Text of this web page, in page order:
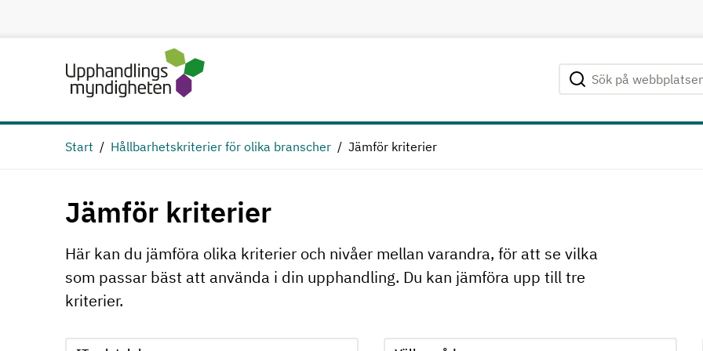
Sök på webbplatsen
Genomför sökning
Start Hållbarhetskriterier för olika branscher Jämför kriterier
Jämför kriterier
Här kan du jämföra olika kriterier och nivåer mellan varandra, för att se vilka
som passar bäst att använda i din upphandling. Du kan jämföra upp till tre
kriterier.
Jämför kriterie 1, formuläret skickas in automatiskt när ett alternativ har valts
Välj område för kriterie 1 Jämför kriterie 2, formuläret skickas in automatiskt när
Välj område för kriterie 2